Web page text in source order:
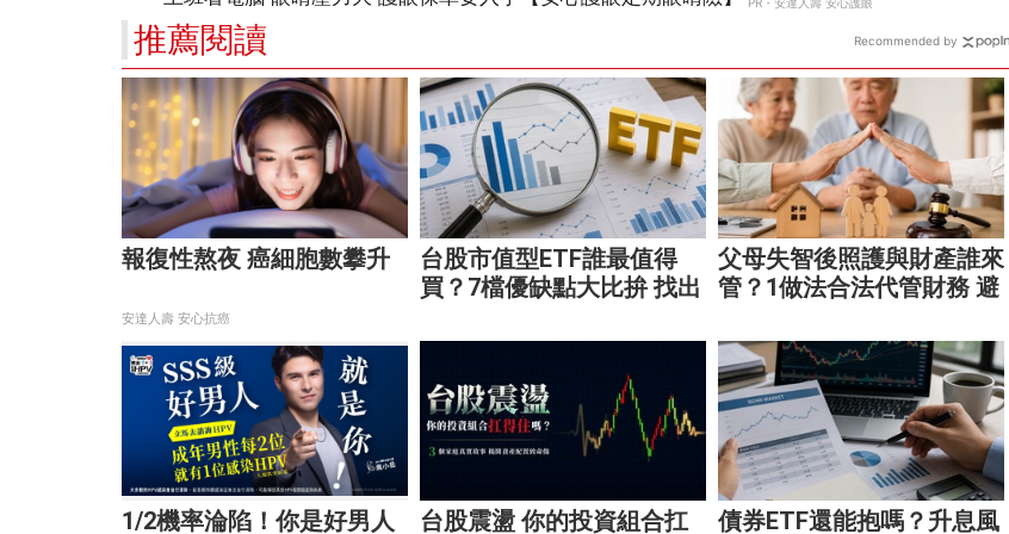
推薦閱讀
報復性熬夜 癌細胞數攀升
安達人壽 安心抗癌
台股市值型ETF誰最值得
買？7檔優缺點大比拚 找出
父母失智後照護與財產誰來
管？1做法合法代管財務 避
1/2機率淪陷！你是好男人 台股震盪 你的投資組合扛 債券ETF還能抱嗎？升息風
Recommended by